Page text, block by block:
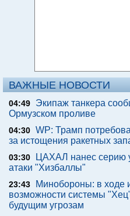
ВАЖНЫЕ НОВОСТИ
04:49
Экипаж танкера
Ормузском проливе
04:30 WP: Трамп
за истощения ракетных
03:30
ЦАХАЛ нанес серию
атаки "Хизбаллы"
23:43
Минобороны: в ходе
возможности системы
будущим угрозам